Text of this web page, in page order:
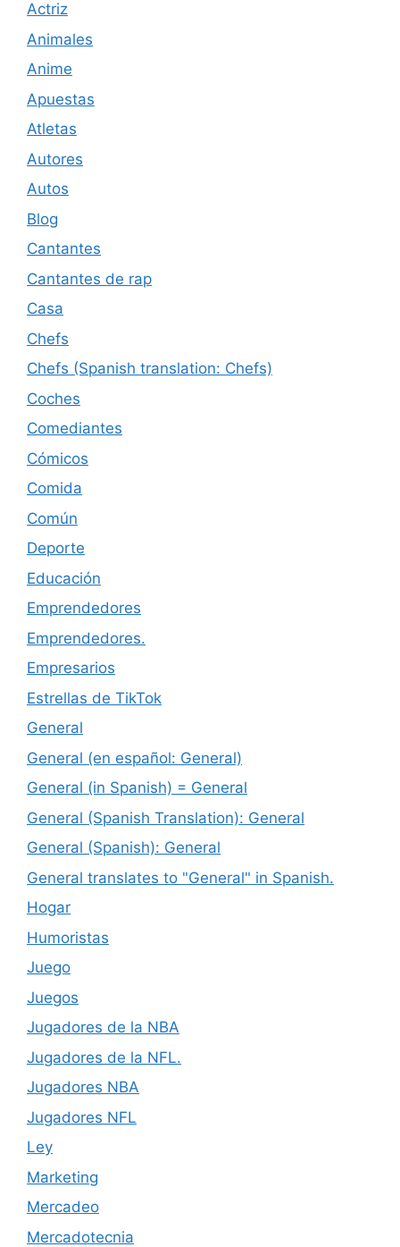
Actriz
Animales
Anime
Apuestas
Atletas
Autores
Autos
Blog
Cantantes
Cantantes de rap
Casa
Chefs
Chefs (Spanish translation: Chefs)
Coches
Comediantes
Cómicos
Comida
Común
Deporte
Educación
Emprendedores
Emprendedores.
Empresarios
Estrellas de TikTok
General
General (en español: General)
General (in Spanish) = General
General (Spanish Translation): General
General (Spanish): General
General translates to "General" in Spanish.
Hogar
Humoristas
Juego
Juegos
Jugadores de la NBA
Jugadores de la NFL.
Jugadores NBA
Jugadores NFL
Ley
Marketing
Mercadeo
Mercadotecnia